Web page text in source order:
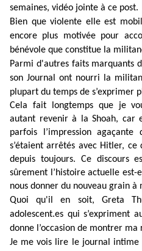
semaines, vidéo jointe à ce post.
Bien que violente elle est
encore plus motivée pour
bénévole que constitue la
Parmi d'autres faits marquants
son Journal ont nourri la
plupart du temps de s’exprimer
Cela fait longtemps que je
autant revenir à la Shoah, car
parfois l’impression
s’étaient arrêtés avec Hitler,
depuis toujours. Ce discours
sûrement l’histoire actuelle
nous donner du nouveau grain à
Quoi qu'il en soit, Greta
adolescent.es qui s’expriment
donne l’occasion de montrer ma
Je me vois lire le journal